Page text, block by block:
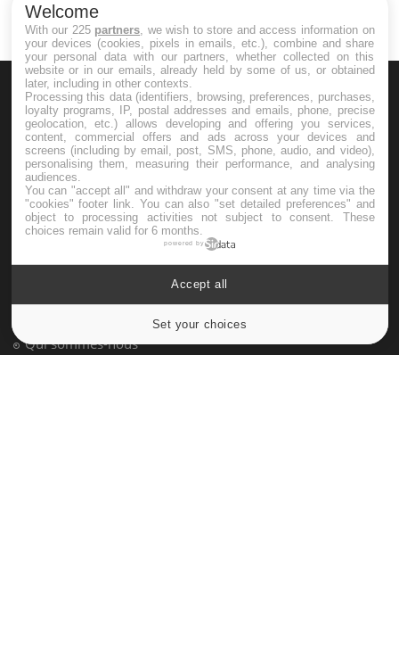
Le site santé de référence avec chaque jour toute l'actualité
médicale decryptée par des médecins en exercice et les
conseils des meilleurs spécialistes.
À PROPOS
Données personnelles et cookies
Qui sommes-nous
Welcome
With our 225 partners , we wish to store and access information on
your devices (cookies, pixels in emails, etc.), combine and share
your personal data with our partners, whether collected on this
website or in our emails, already held by some of us, or obtained
later, including in other contexts.
Processing this data (identifiers, browsing, preferences, purchases,
loyalty programs, IP, postal addresses and emails, phone, precise
geolocation, etc.) allows developing and offering you services,
content, commercial offers and ads across your devices and
screens (including by email, post, SMS, phone, audio, and video),
personalising them, measuring their performance, and analysing
audiences.
You can "accept all" and withdraw your consent at any time via the
"cookies" footer link . You can also "set detailed preferences" and
object to processing activities not subject to consent. These
choices remain valid for 6 months.
powered by
Set your choices
Accept all